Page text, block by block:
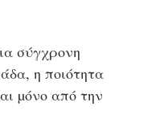
σύγχρονη
η ποιότητα
µόνο από την